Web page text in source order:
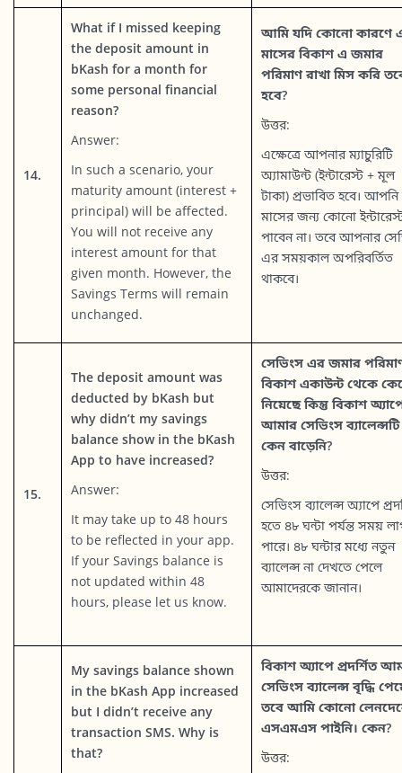
14.
What if I missed keeping
the deposit amount in
bKash for a month for
some personal financial
reason?
Answer:
In such a scenario, your
maturity amount (interest +
principal) will be affected.
You will not receive any
interest amount for that
given month. However, the
Savings Terms will remain
unchanged.
আমি যদি কোনো কারণে
মাসের বিকাশ এ জমার
পরিমাণ রাখা মিস করি
হবে?
উত্তর:
এক্ষেত্রে আপনার ম্যাচুরিটি
অ্যামাউন্ট (ইন্টারেস্ট + মূল
টাকা) প্রভাবিত হবে।
মাসের জন্য কোনো
পাবেন না। তবে আপনার
এর সময়কাল অপরিবর্তিত
থাকবে।
15.
The deposit amount was
deducted by bKash but
why didn’t my savings
balance show in the bKash
App to have increased?
Answer:
It may take up to 48 hours
to be reflected in your app.
If your Savings balance is
not updated within 48
hours, please let us know.
সেভিংস এর জমার
বিকাশ একাউন্ট থেকে
নিয়েছে কিন্তু বিকাশ
আমার সেভিংস ব্যালেন্সটি
কেন বাড়েনি?
উত্তর:
সেভিংস ব্যালেন্স অ্যাপে
হতে ৪৮ ঘন্টা পর্যন্ত সময়
পারে। ৪৮ ঘন্টার মধ্যে নতুন
ব্যালেন্স না দেখতে পেলে
আমাদেরকে জানান।
My savings balance shown
in the bKash App increased
but I didn’t receive any
transaction SMS. Why is
that?
বিকাশ অ্যাপে প্রদর্শিত
সেভিংস ব্যালেন্স বৃদ্ধি
তবে আমি কোনো
এসএমএস পাইনি। কেন?
উত্তর: